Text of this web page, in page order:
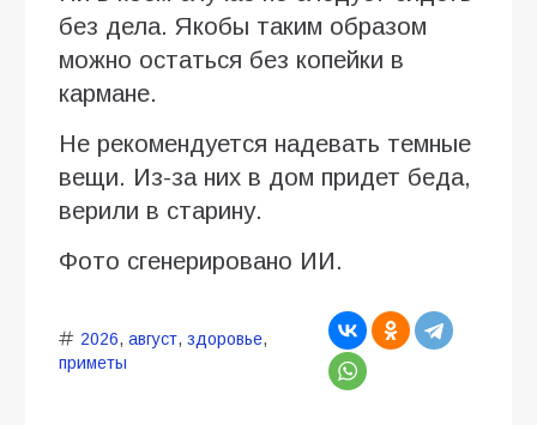
без дела. Якобы таким образом
можно остаться без копейки в
кармане.
Не рекомендуется надевать темные
вещи. Из-за них в дом придет беда,
верили в старину.
Фото сгенерировано ИИ.
2026, август, здоровье,
приметы